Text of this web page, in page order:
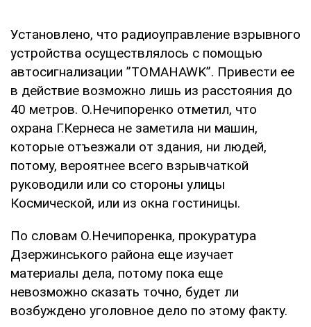
Установлено, что радиоуправление взрывного
устройства осуществлялось с помощью
автосигнализации ”TOMAHAWK”. Привести ее
в действие возможно лишь из расстояния до
40 метров. О.Нечипоренко отметил, что
охрана Г.Кернеса не заметила ни машин,
которые отъезжали от здания, ни людей,
потому, вероятнее всего взрывчаткой
руководили или со стороны улицы
Космической, или из окна гостиницы.
По словам О.Нечипоренка, прокуратура
Дзержинського района еще изучает
материалы дела, потому пока еще
невозможно сказать точно, будет ли
возбуждено уголовное дело по этому факту.